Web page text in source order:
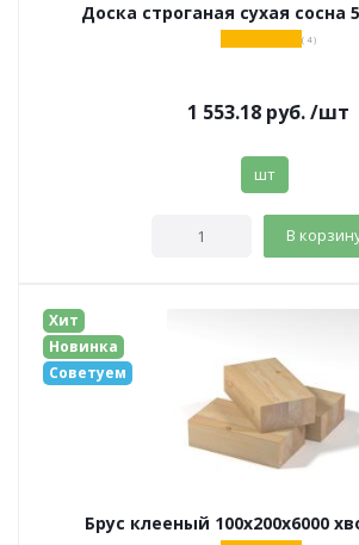
Доска строганая сухая сосна
( 4 )
1 553.18руб. /шт
шт
В
Хит
Новинка
Советуем
Брус клееный 100х200х6000